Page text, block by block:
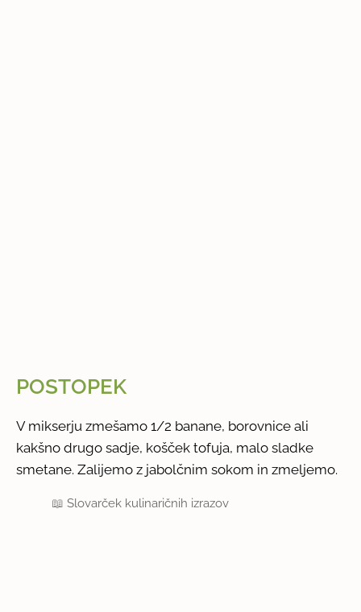
POSTOPEK
V mikserju zmešamo 1/2 banane, borovnice ali
kakšno drugo sadje, košček tofuja, malo sladke
smetane. Zalijemo z jabolčnim sokom in zmeljemo.
📖Slovarček kulinaričnih izrazov